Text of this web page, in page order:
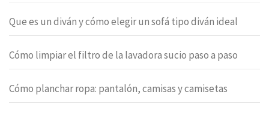
Que es un diván y cómo elegir un sofá tipo diván ideal
Cómo limpiar el filtro de la lavadora sucio paso a paso
Cómo planchar ropa: pantalón, camisas y camisetas